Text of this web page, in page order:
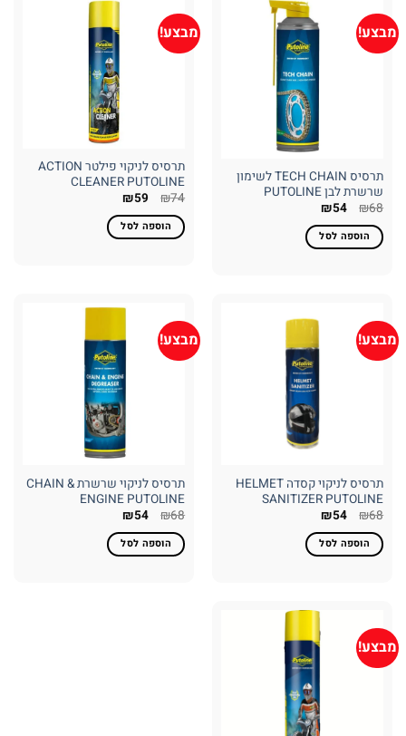
מבצע!
תרסיס TECH CHAIN לשימון
שרשרת לבן PUTOLINE
₪68 המחיר
היה:
₪68.
₪54 המחיר
הוא:
₪54.הוספה לסל
מבצע!
תרסיס לניקוי פילטר ACTION
CLEANER PUTOLINE
₪74 המחיר
היה:
₪74.
₪59 המחיר
הוא:
₪59.הוספה לסל
מבצע!
תרסיס לניקוי קסדה HELMET
SANITIZER PUTOLINE
₪68 המחיר
היה:
₪68.
₪54 המחיר
הוא:
₪54.הוספה לסל
מבצע!
תרסיס לניקוי שרשרת CHAIN &
ENGINE PUTOLINE
₪68 המחיר
היה:
₪68.
₪54 המחיר
הוא:
₪54.הוספה לסל
מבצע!